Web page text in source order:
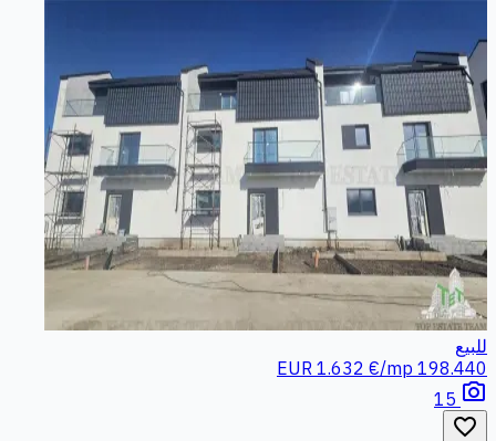
للبيع
198.440 EUR
1.632 €/mp
photo_camera
favorite_border